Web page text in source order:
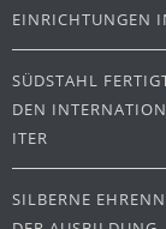
EINRICHTUNGEN
SÜDSTAHL
DEN
ITER
SILBERNE